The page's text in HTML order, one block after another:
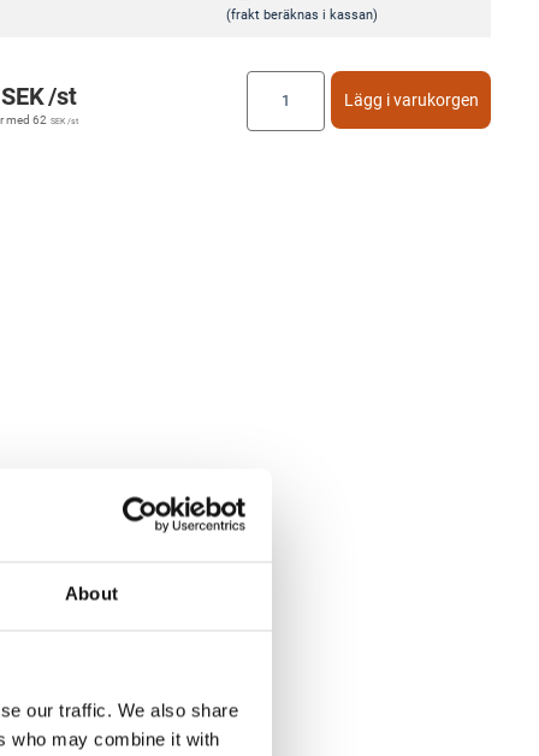
About
our traffic. We also share
who may combine it with
(frakt beräknas i kassan)
SEK/st
med62 SEK /st
Lägg i varukorgen